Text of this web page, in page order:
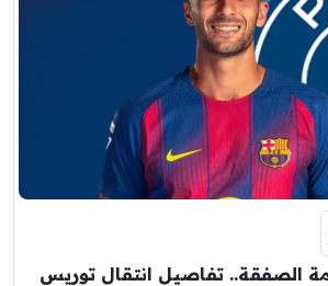
الصفقة.. تفاصيل انتقال توريس